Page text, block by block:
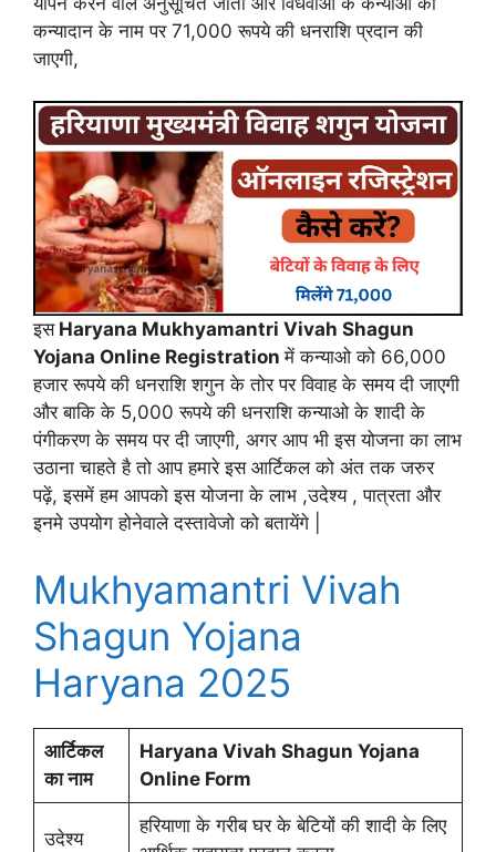
कन्यादान के नाम पर 71,000 रूपये की धनराशि प्रदान की
जाएगी,
इसHaryana Mukhyamantri Vivah Shagun
Yojana Online Registrationमें कन्याओ को 66,000
हजार रूपये की धनराशि शगुन के तोर पर विवाह के समय दी जाएगी
और बाकि के 5,000 रूपये की धनराशि कन्याओ के शादी के
पंगीकरण के समय पर दी जाएगी, अगर आप भी इस योजना का लाभ
उठाना चाहते है तो आप हमारे इस आर्टिकल को अंत तक जरुर
पढ़ें, इसमें हम आपको इस योजना के लाभ ,उदेश्य , पात्रता और
इनमे उपयोग होनेवाले दस्तावेजो को बतायेंगे |
Mukhyamantri Vivah
Shagun Yojana
Haryana 2025
आर्टिकल
का नाम
Haryana Vivah Shagun Yojana
Online Form
उदेश्य
हरियाणा के गरीब घर के बेटियों की शादी के लिए